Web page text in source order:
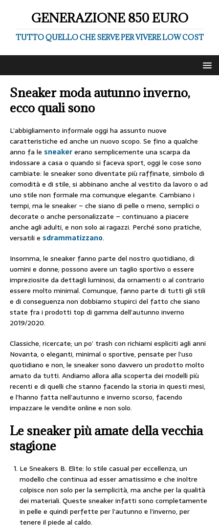
GENERAZIONE 850 EURO
TUTTO QUELLO CHE SERVE PER VIVERE LOW COST
Sneaker moda autunno inverno,
ecco quali sono
L’abbigliamento informale oggi ha assunto nuove
caratteristiche ed anche un nuovo scopo. Se fino a qualche
anno fa le sneakererano semplicemente una scarpa da
indossare a casa o quando si faceva sport, oggi le cose sono
cambiate: le sneaker sono diventate più raffinate, simbolo di
comodità e di stile, si abbinano anche al vestito da lavoro o ad
uno stile non formale ma comunque elegante. Cambiano i
tempi, ma le sneaker – che siano di pelle o meno, semplici o
decorate o anche personalizzate – continuano a piacere
anche agli adulti, e non solo ai ragazzi. Perché sono pratiche,
versatili e sdrammatizzano.
Insomma, le sneaker fanno parte del nostro quotidiano, di
uomini e donne; possono avere un taglio sportivo o essere
impreziosite da dettagli luminosi, da ornamenti o al contrario
essere molto minimal. Comunque, fanno parte di tutti gli stili
e di conseguenza non dobbiamo stupirci del fatto che siano
state fra i prodotti top di gamma dell’autunno inverno
2019/2020.
Classiche, ricercate; un po’ trash con richiami espliciti agli anni
Novanta, o eleganti, minimal o sportive, pensate per l’uso
quotidiano e non, le sneaker sono davvero un prodotto molto
amato da tutti. Andiamo allora alla scoperta dei modelli più
recenti e di quelli che stanno facendo la storia in questi mesi,
e l’hanno fatta nell’autunno e inverno scorso, facendo
impazzare le vendite online e non solo.
Le sneaker più amate della vecchia
stagione
Le Sneakers B. Elite: lo stile casual per eccellenza, un
modello che continua ad esser amatissimo e che inoltre
colpisce non solo per la semplicità, ma anche per la qualità
dei materiali. Queste sneaker infatti sono completamente
in pelle e quindi perfette per l’autunno e l’inverno, per
tenere il piede al caldo.